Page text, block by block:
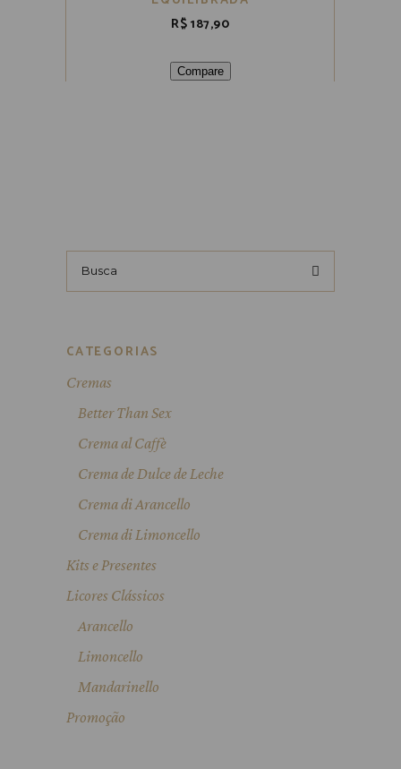
R$187,90
Compare
Busca
por:
CATEGORIAS
Cremas
Better Than Sex
Crema al Caffè
Crema de Dulce de Leche
Crema di Arancello
Crema di Limoncello
Kits e Presentes
Licores Clássicos
Arancello
Limoncello
Mandarinello
Promoção